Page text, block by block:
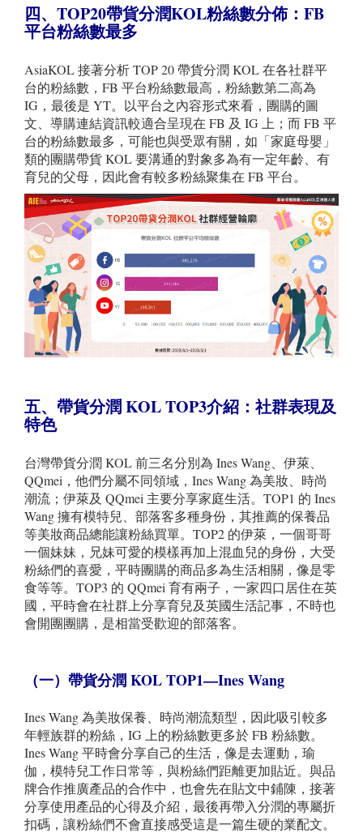
四、TOP20帶貨分潤KOL粉絲數分佈： FB
平台粉絲數最多
AsiaKOL 接著分析 TOP 20 帶貨分潤 KOL 在各社群平
台的粉絲數，FB 平台粉絲數最高，粉絲數第二高為
IG，最後是 YT。以平台之內容形式來看，團購的圖
文、導購連結資訊較適合呈現在 FB 及 IG 上；而 FB 平
台的粉絲數最多，可能也與受眾有關，如「家庭母嬰」
類的團購帶貨 KOL 要溝通的對象多為有一定年齡、有
育兒的父母，因此會有較多粉絲聚集在 FB 平台。
五、帶貨分潤 KOL TOP3介紹： 社群表現及
特色
台灣帶貨分潤 KOL 前三名分別為 Ines Wang、伊萊、
QQmei，他們分屬不同領域，Ines Wang 為美妝、時尚
潮流；伊萊及 QQmei 主要分享家庭生活。TOP1 的 Ines
Wang 擁有模特兒、部落客多種身份，其推薦的保養品
等美妝商品總能讓粉絲買單。TOP2 的伊萊，一個哥哥
一個妹妹，兄妹可愛的模樣再加上混血兒的身份，大受
粉絲們的喜愛，平時團購的商品多為生活相關，像是零
食等等。TOP3 的 QQmei 育有兩子，一家四口居住在英
國，平時會在社群上分享育兒及英國生活記事，不時也
會開團團購，是相當受歡迎的部落客。
（一）帶貨分潤KOL TOP1—Ines Wang
Ines Wang 為美妝保養、時尚潮流類型，因此吸引較多
年輕族群的粉絲，IG 上的粉絲數更多於 FB 粉絲數。
Ines Wang 平時會分享自己的生活，像是去運動，瑜
伽，模特兒工作日常等，與粉絲們距離更加貼近。與品
牌合作推廣產品的合作中，也會先在貼文中鋪陳，接著
分享使用產品的心得及介紹，最後再帶入分潤的專屬折
扣碼，讓粉絲們不會直接感受這是一篇生硬的業配文。